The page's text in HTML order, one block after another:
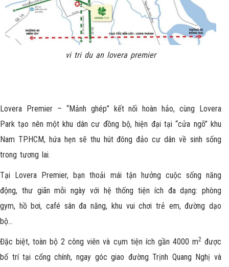
vi tri du an lovera premier
Lovera Premier– “Mảnh ghép” kết nối hoàn hảo, cùng Lovera
Park tạo nên một khu dân cư đồng bộ, hiện đại tại “cửa ngõ” khu
Nam TP.HCM, hứa hẹn sẽ thu hút đông đảo cư dân về sinh sống
trong tương lai.
Tại Lovera Premier, bạn thoải mái tận hưởng cuộc sống năng
động, thư giãn mỗi ngày với hệ thống tiện ích đa dạng: phòng
gym, hồ bơi, café sân đa năng, khu vui chơi trẻ em, đường dạo
bộ…
Đặc biệt, toàn bộ 2 công viên và cụm tiện ích gần 4000 m2được
bố trí tại cổng chính, ngay góc giao đường Trịnh Quang Nghị và